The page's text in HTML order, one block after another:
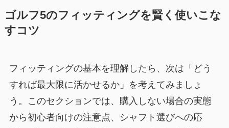
ゴルフ5のフィッティングを賢く使いこな
すコツ
フィッティングの基本を理解したら、次は「どう
すれば最大限に活かせるか」を考えてみましょ
う。このセクションでは、購入しない場合の実態
から初心者向けの注意点、シャフト選びへの応